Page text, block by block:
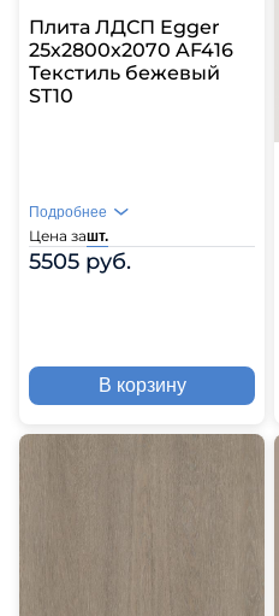
Плита ЛДСП Egger
25х2800х2070 AF416
Текстиль бежевый
ST10
Цена зашт.
5505 руб.
Подробнее
В корзину